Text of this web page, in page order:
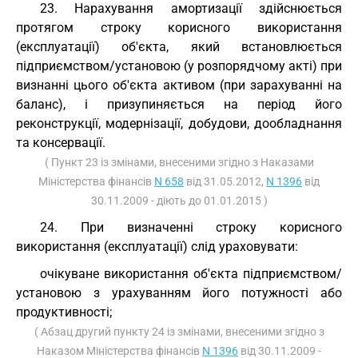
23. Нарахування амортизації здійснюється
протягом строку корисного використання
(експлуатації) об'єкта, який встановлюється
підприємством/установою (у розпорядчому акті) при
визнанні цього об'єкта активом (при зарахуванні на
баланс), і призупиняється на період його
реконструкції, модернізації, добудови, дообладнання
та консервації.
( Пункт 23 із змінами, внесеними згідно з Наказами
Міністерства фінансів N 658 від 31.05.2012, N 1396 від
30.11.2009 - діють до 01.01.2015 )
24. При визначенні строку корисного
використання (експлуатації) слід ураховувати:
очікуване використання об'єкта підприємством/
установою з урахуванням його потужності або
продуктивності;
( Абзац другий пункту 24 із змінами, внесеними згідно з
Наказом Міністерства фінансів N 1396 від 30.11.2009 -